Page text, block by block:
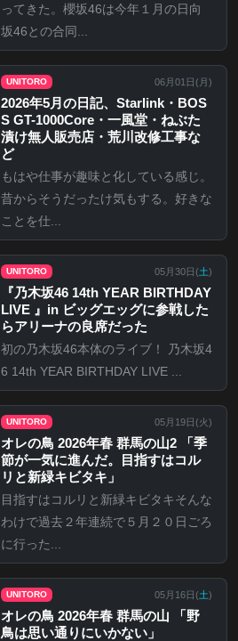
ってきた。櫻坂46は今年１月の日向
坂46との合同...
UNITORO 06月01日( 月)
2026年5月の日記、Starlink・BOS
S GT-1000Core・一風堂・ねぶた
漬け無人販売店・荒川改修工事な
ど
もはや仕事が趣味と化している感じ。
昔からそうだったけ気もする。好きな
ことを仕...
UNITORO 05月30日(土)
『乃⽊坂46 14th YEAR BIRTHDAY
LIVE 』in ビッグエッグに参戦した
らアリーナの良席だった
初の乃木坂46本体のライブ！ 乃木坂4
6 14th YEAR BIRTHDAY LIVE ...
UNITORO 05月19日(火)
オレの鳥 2026年春 群馬の山2 「季
節が一気に進んだ。目指すはコル
リと新緑キビタキ」
目指すはコルリと新緑キビタキそんな
わけで過去２年連続で５月２０日ごろ
に行った...
UNITORO 05月16日(土)
オレの鳥 2026年春 群馬の山 「野
鳥は思い通りにいかない」